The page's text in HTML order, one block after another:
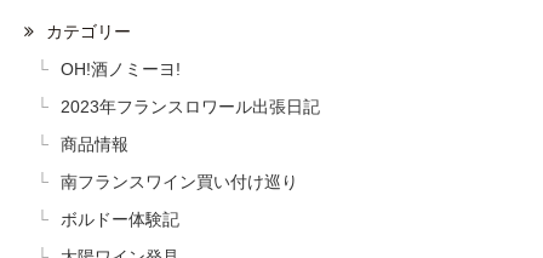
カテゴリー
OH!酒ノミーヨ!
2023年フランスロワール出張日記
商品情報
南フランスワイン買い付け巡り
ボルドー体験記